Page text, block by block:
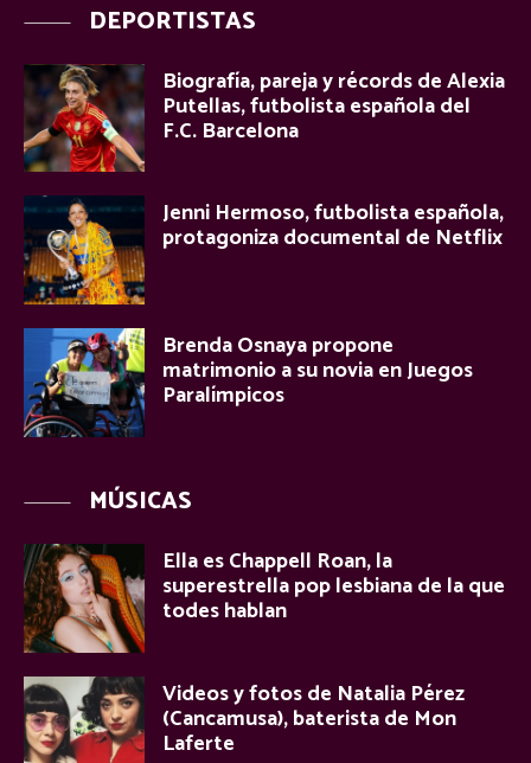
DEPORTISTAS
Biografía, pareja y récords de Alexia
Putellas, futbolista española del
F.C. Barcelona
Jenni Hermoso, futbolista española,
protagoniza documental de Netflix
Brenda Osnaya propone
matrimonio a su novia en Juegos
Paralímpicos
MÚSICAS
Ella es Chappell Roan, la
superestrella pop lesbiana de la que
todes hablan
Videos y fotos de Natalia Pérez
(Cancamusa), baterista de Mon
Laferte